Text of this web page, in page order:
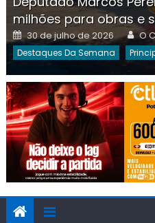
milhões para obras e
Posted
on
30 de julho de 2026 O
Destaques Da Semana